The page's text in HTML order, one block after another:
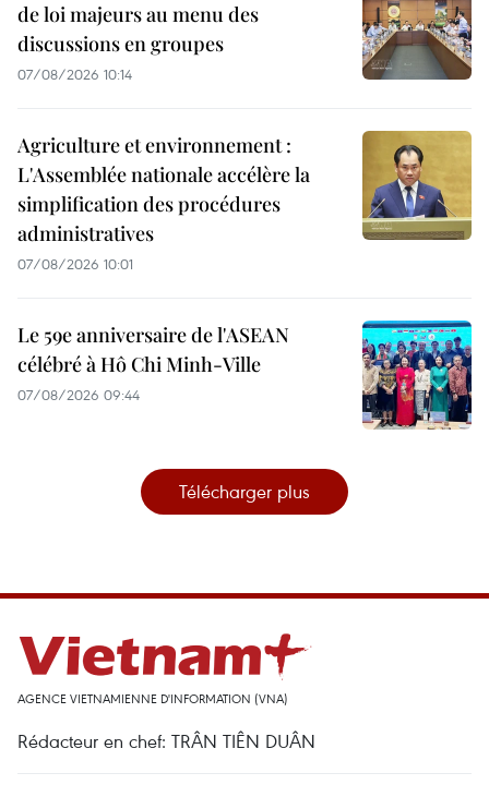
de loi majeurs au menu des
discussions en groupes
07/08/2026 10:14
Agriculture et environnement :
L'Assemblée nationale accélère la
simplification des procédures
administratives
07/08/2026 10:01
Le 59e anniversaire de l'ASEAN
célébré à Hô Chi Minh-Ville
07/08/2026 09:44
Télécharger plus
AGENCE VIETNAMIENNE D'INFORMATION (VNA)
Rédacteur en chef: TRÂN TIÊN DUÂN